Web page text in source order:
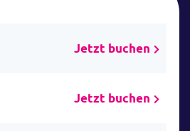
Jetzt buchen
Jetzt buchen